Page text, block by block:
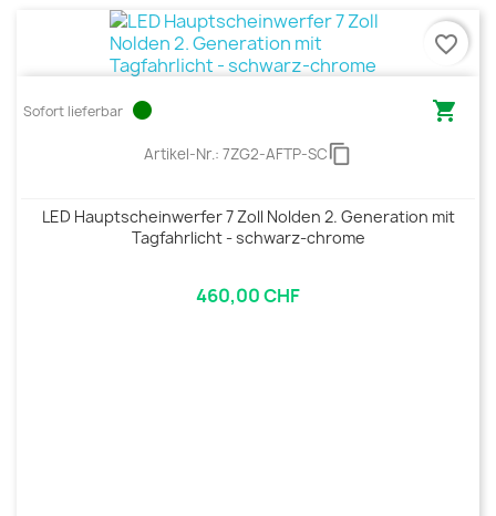
Sofort lieferbar circle 
Artikel-Nr.: 7ZG2-AFTP-SCcontent_copy
LED Hauptscheinwerfer 7 Zoll Nolden 2. Generation mit
Tagfahrlicht - schwarz-chrome
460,00 CHF
favorite_border